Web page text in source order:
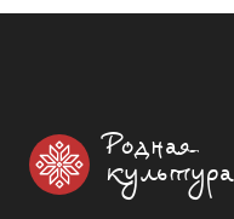
Родная
культура